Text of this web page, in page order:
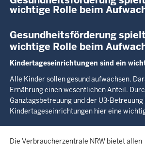
hier
wichtige Rolle beim
Gesundheitsförderung
wichtige Rolle beim
Kindertageseinrichtungen sind ein
Alle Kinder sollen gesund aufwachsen.
Ernährung einen wesentlichen Anteil.
Ganztagsbetreuung und der U3-
Kindertageseinrichtungen hier eine
Die Verbraucherzentrale NRW bietet allen